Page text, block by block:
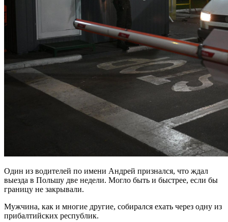
Один из водителей по имени Андрей признался, что ждал
выезда в Польшу две недели. Могло быть и быстрее, если бы
границу не закрывали.
Мужчина, как и многие другие, собирался ехать через одну из
прибалтийских республик.